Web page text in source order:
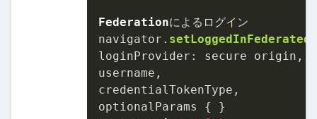
Federationによるログイン
navigator. setLoggedInFederated
loginProvider : secure origin,
username,
credentialTokenType,
optionalParams { }